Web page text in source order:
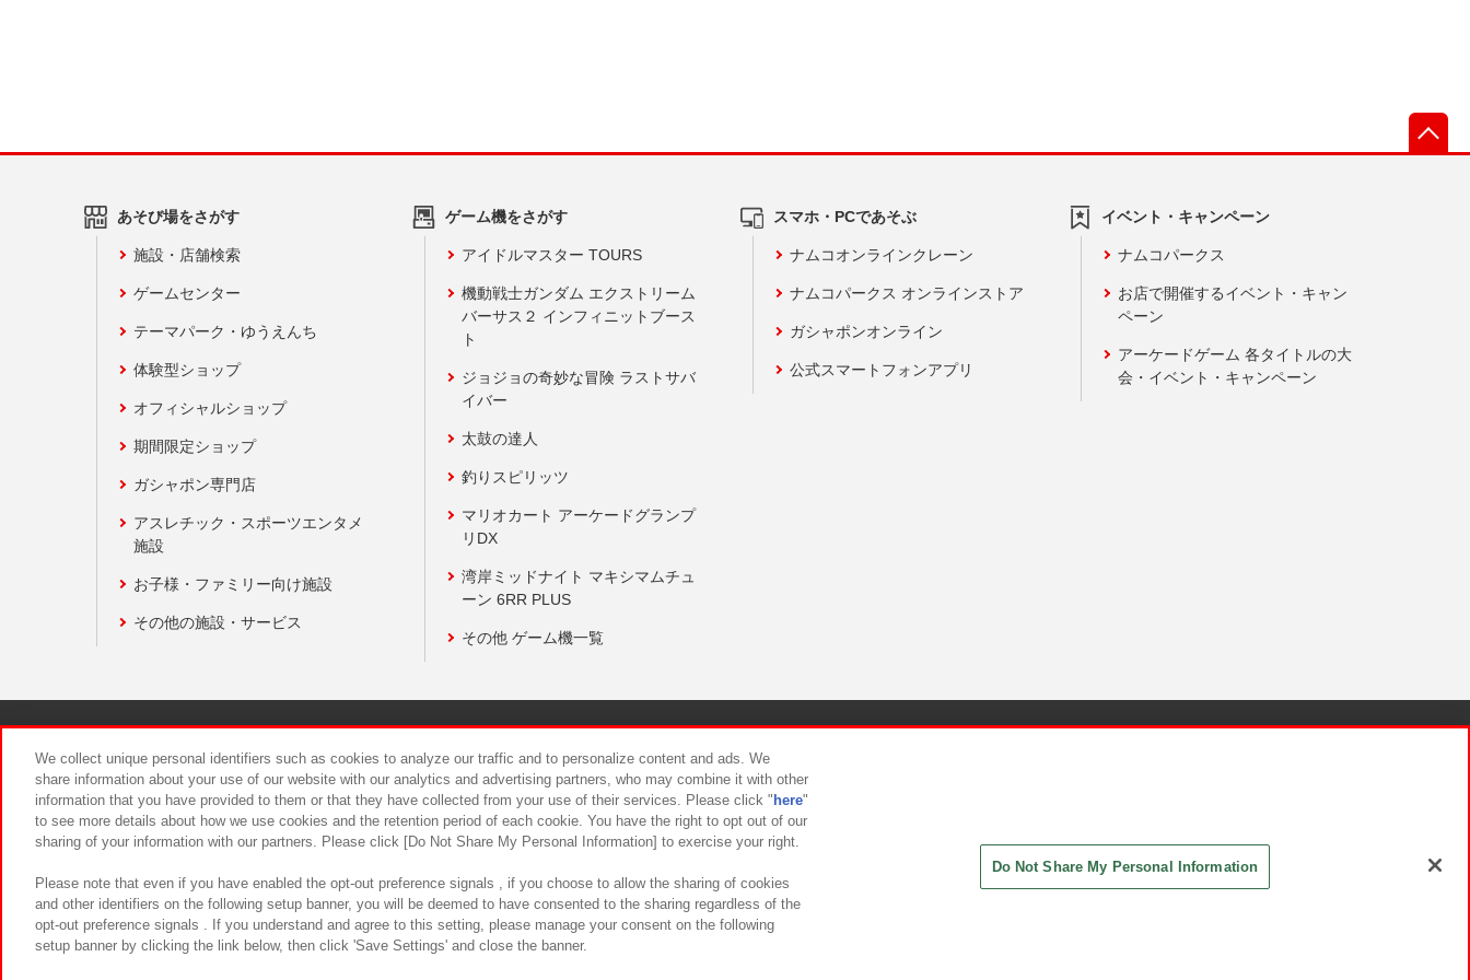
あそび場をさがす
施設・店舗検索
ゲームセンター
テーマパーク・ゆうえんち
体験型ショップ
オフィシャルショップ
期間限定ショップ
ガシャポン専門店
アスレチック・スポーツエンタメ
施設
お子様・ファミリー向け施設
その他の施設・サービス
ゲーム機をさがす
アイドルマスター TOURS
機動戦士ガンダム エクストリーム
バーサス２ インフィニットブース
ト
ジョジョの奇妙な冒険 ラストサバ
イバー
太鼓の達人
釣りスピリッツ
マリオカート アーケードグランプ
リDX
湾岸ミッドナイト マキシマムチュ
ーン 6RR PLUS
その他 ゲーム機一覧
スマホ・PCであそぶ
ナムコオンラインクレーン
ナムコパークス オンラインストア
ガシャポンオンライン
公式スマートフォンアプリ
イベント・キャンペーン
ナムコパークス
お店で開催するイベント・キャン
ペーン
アーケードゲーム 各タイトルの大
会・イベント・キャンペーン
食品のご提供について カスタマーハラスメント対応方針
We collect unique personal identifiers such as cookies to analyze our traffic and to personalize content and ads. We
share information about your use of our website with our analytics and advertising partners, who may combine it with other
information that you have provided to them or that they have collected from your use of their services. Please click " here"
to see more details about how we use cookies and the retention period of each cookie. You have the right to opt out of our
sharing of your information with our partners. Please click [Do Not Share My Personal Information] to exercise your right.
Please note that even if you have enabled the opt-out preference signals , if you choose to allow the sharing of cookies
and other identifiers on the following setup banner, you will be deemed to have consented to the sharing regardless of the
opt-out preference signals . If you understand and agree to this setting, please manage your consent on the following
setup banner by clicking the link below, then click 'Save Settings' and close the banner.
Do Not Share My Personal Information